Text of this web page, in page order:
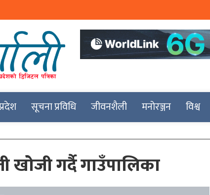
सूचना प्रविधि जीवनशैली मनोरञ्जन विश्व
खोजी गर्दै गाउँपालिका